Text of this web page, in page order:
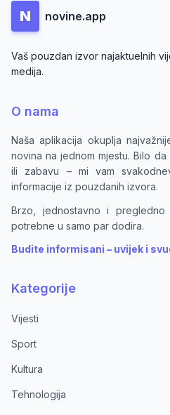
N novine.app
Vaš pouzdan izvor najaktuelnih
medija.
O nama
Naša aplikacija okuplja
novina na jednom mjestu. Bilo
ili zabavu – mi vam
informacije iz pouzdanih izvora.
Brzo, jednostavno i
potrebne u samo par dodira.
Budite informisani – uvijek i
Kategorije
Vijesti
Sport
Kultura
Tehnologija